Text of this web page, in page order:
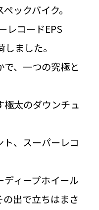
ックバイク。
レコードEPS
ました。
、一つの究極と
太のダウンチュ
、スーパーレコ
ィープホイール
の出で立ちはまさ